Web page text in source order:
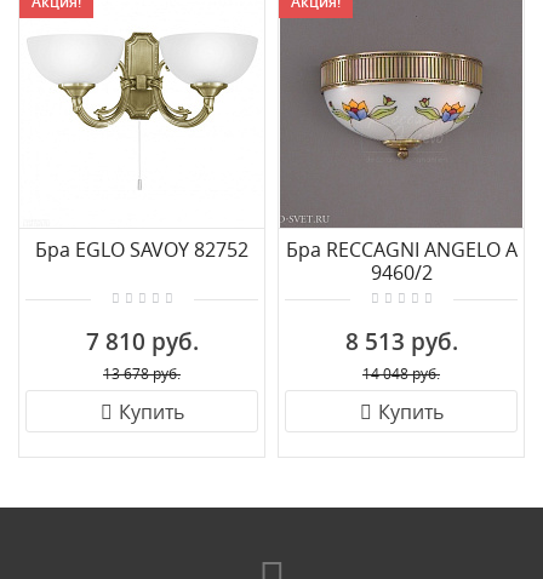
Бра EGLO SAVOY 82752
7 810 руб.
13 678 руб.
Купить
Бра RECCAGNI ANGELO A
9460/2
8 513 руб.
14 048 руб.
Купить